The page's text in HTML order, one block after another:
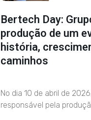
Bertech Day:
produção de um
história,
caminhos
No dia 10 de abril de
responsável pela